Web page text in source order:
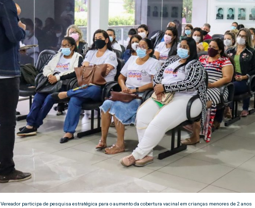
Vereador participa de pesquisa estratégica para o aumento da cobertura vacinal em crianças menores de 2 anos